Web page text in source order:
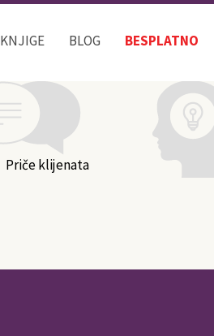
KNJIGE BLOG BESPLATNO
Priče klijenata